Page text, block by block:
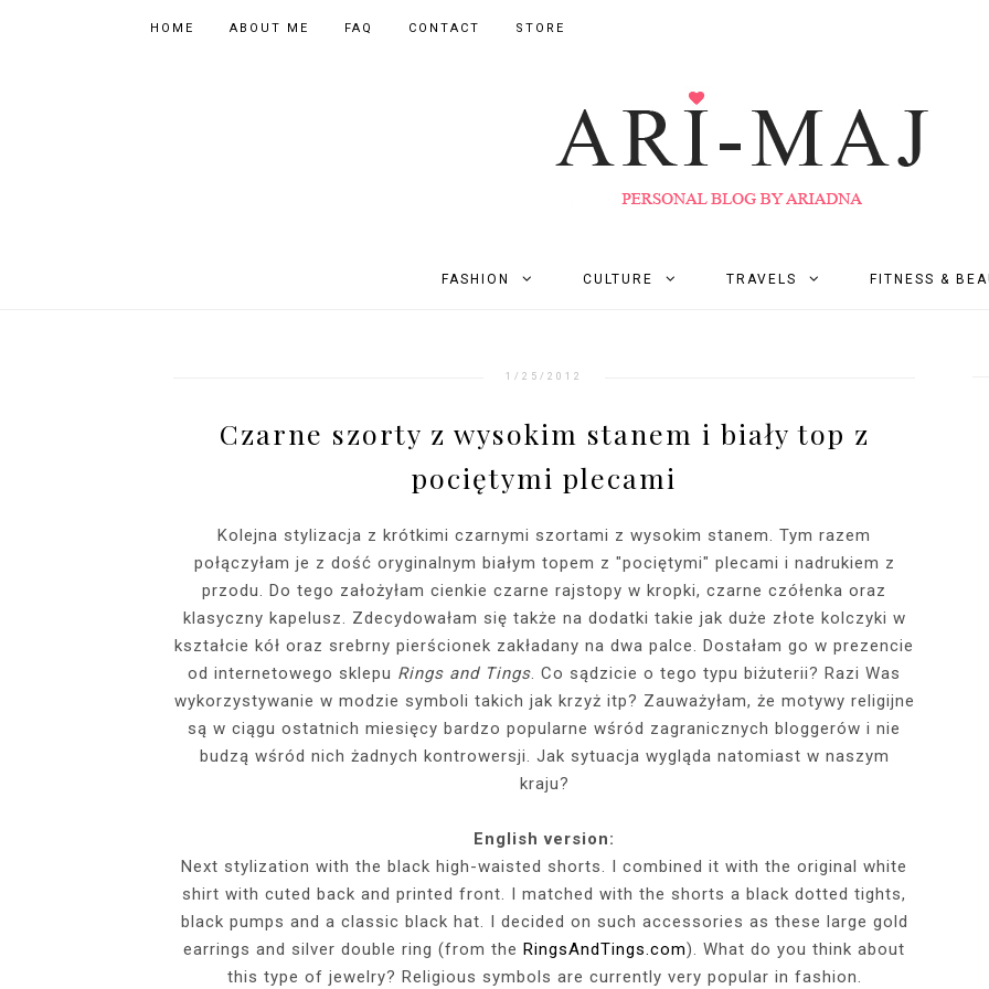
HOME ABOUT ME FAQ CONTACT STORE
FASHION
SHOPPING
EVENTS
INSIDE HER FRAME - MY NEW
SENSUAL PHOTOBOOK
MY 34TH BIRTHDAY! FEELING
MORE ME THAN EVER :)
2025 - THE
PHOTOS ON
CULTURE
EVENTS
SZARY TOP, KRÓTKA SKÓRZANA
SPÓDNICZKA, CZARNE
KTÓRYMI PRAGNĘ SIĘ Z WAMI
PODZIELIĆ
RÓŻOWY SWETER Z DEKOLTEM,
SZARA SPÓDNICZKA I CZARNE
PRAGNĘ SIĘ Z WAMI PODZIELIĆ
FALBANAMI,
I SZPILKI +
PRAGNĘ SIĘ Z
TRAVELS
ASIA
GDZIE POWSTAJĄ MOJE
BUDUAROWE SESJE + 100 ZŁ DO
AIRBNB
NIEZNANE OBLICZE LUWRU:
DLACZEGO MONA LISA STAŁA
WENUS Z MILO?
WIZYTA W
FITNESS &
BEAUTY
BIAŁY SPORTOWY STANIK,
CZARNE LEGGINSY I
WIZYTA W POZNAŃSKIEJ
PRACOWNI FRYZJERSKIEJ CUT
JAKIEGO
CZYM
WŁOSY?
1/25/2012
Czarne szorty z wysokim stanem i biały top z
pociętymi plecami
Kolejna stylizacja z krótkimi czarnymi szortami z wysokim stanem. Tym razem
połączyłam je z dość oryginalnym białym topem z "pociętymi" plecami i nadrukiem z
przodu. Do tego założyłam cienkie czarne rajstopy w kropki, czarne czółenka oraz
klasyczny kapelusz. Zdecydowałam się także na dodatki takie jak duże złote kolczyki w
kształcie kół oraz srebrny pierścionek zakładany na dwa palce. Dostałam go w prezencie
od internetowego sklepu Rings and Tings. Co sądzicie o tego typu biżuterii? Razi Was
wykorzystywanie w modzie symboli takich jak krzyż itp? Zauważyłam, że motywy religijne
są w ciągu ostatnich miesięcy bardzo popularne wśród zagranicznych bloggerów i nie
budzą wśród nich żadnych kontrowersji. Jak sytuacja wygląda natomiast w naszym
kraju?
English version:
Next stylization with the black high-waisted shorts. I combined it with the original white
shirt with cuted back and printed front. I matched with the shorts a black dotted tights,
black pumps and a classic black hat. I decided on such accessories as these large gold
earrings and silver double ring (from the RingsAndTings.com). What do you think about
this type of jewelry? Religious symbols are currently very popular in fashion.